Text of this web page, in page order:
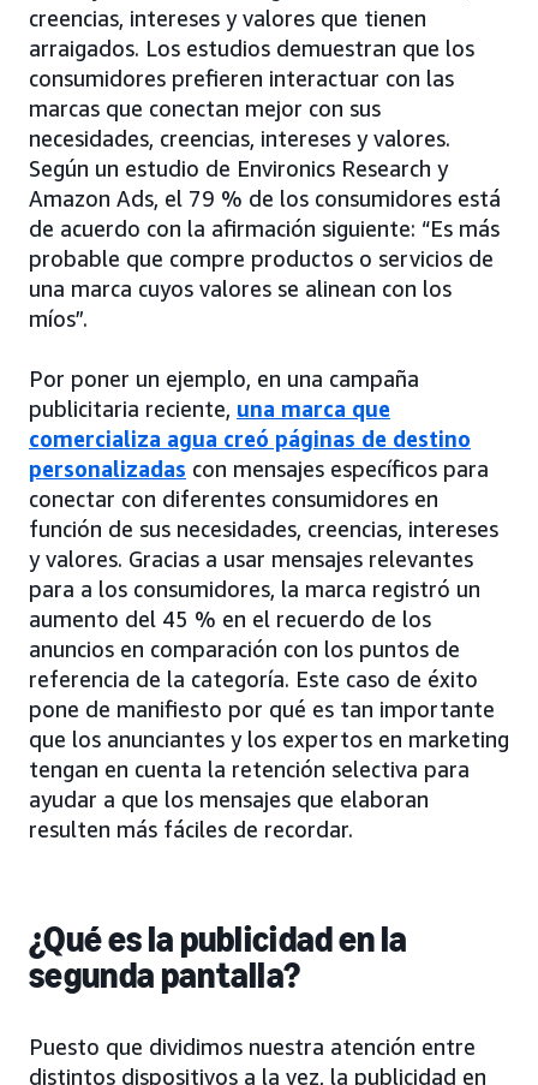
creencias, intereses y valores que tienen
arraigados. Los estudios demuestran que los
consumidores prefieren interactuar con las
marcas que conectan mejor con sus
necesidades, creencias, intereses y valores.
Según un estudio de Environics Research y
Amazon Ads, el 79 % de los consumidores está
de acuerdo con la afirmación siguiente: “Es más
probable que compre productos o servicios de
una marca cuyos valores se alinean con los
míos”.
Por poner un ejemplo, en una campaña
publicitaria reciente, una marca que
comercializa agua creó páginas de destino
personalizadas con mensajes específicos para
conectar con diferentes consumidores en
función de sus necesidades, creencias, intereses
y valores. Gracias a usar mensajes relevantes
para a los consumidores, la marca registró un
aumento del 45 % en el recuerdo de los
anuncios en comparación con los puntos de
referencia de la categoría. Este caso de éxito
pone de manifiesto por qué es tan importante
que los anunciantes y los expertos en marketing
tengan en cuenta la retención selectiva para
ayudar a que los mensajes que elaboran
resulten más fáciles de recordar.
¿Qué es la publicidad en la
segunda pantalla?
Puesto que dividimos nuestra atención entre
distintos dispositivos a la vez, la publicidad en